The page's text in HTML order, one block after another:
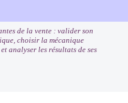
de la vente : valider son
choisir la mécanique
analyser les résultats de ses